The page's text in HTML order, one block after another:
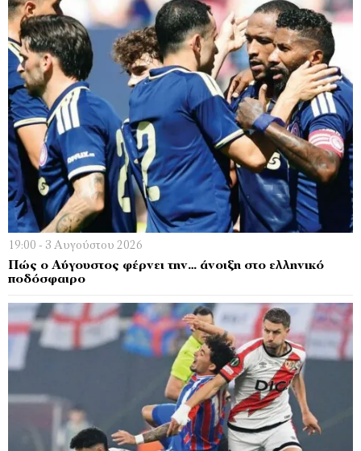
19:00 - 3 Αυγούστου 2026
Πώς ο Αύγουστος φέρνει την… άνοιξη στο ελληνικό
ποδόσφαιρο